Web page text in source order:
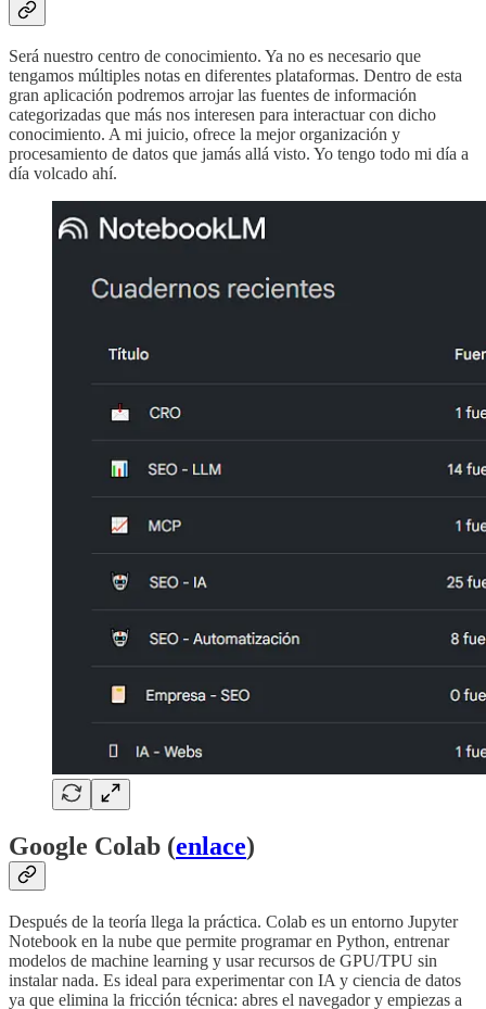
Será nuestro centro de conocimiento. Ya no es necesario que
tengamos múltiples notas en diferentes plataformas. Dentro de esta
gran aplicación podremos arrojar las fuentes de información
categorizadas que más nos interesen para interactuar con dicho
conocimiento. A mi juicio, ofrece la mejor organización y
procesamiento de datos que jamás allá visto. Yo tengo todo mi día a
día volcado ahí.
Google Colab (enlace)
Después de la teoría llega la práctica. Colab es un entorno Jupyter
Notebook en la nube que permite programar en Python, entrenar
modelos de machine learning y usar recursos de GPU/TPU sin
instalar nada. Es ideal para experimentar con IA y ciencia de datos
ya que elimina la fricción técnica: abres el navegador y empiezas a